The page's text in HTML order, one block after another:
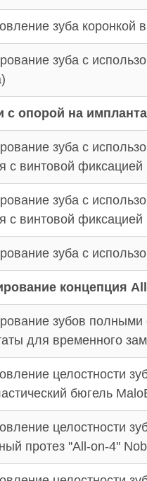
зуба
зуба с
с опорой на
зуба с
с винтовой фиксацией
зуба с
с винтовой фиксацией
зуба с
концепция
зубов
для временного
целостности
бюгель
целостности
протез ''All-on-4''